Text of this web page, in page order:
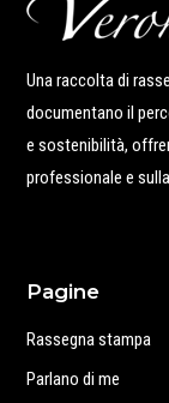
Una raccolta di
documentano il
e sostenibilità,
professionale e
Pagine
Rassegna stampa
Parlano di me